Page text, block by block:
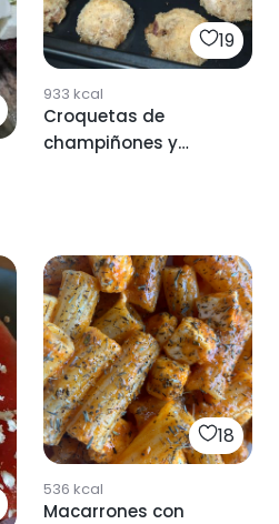
19
933 kcal
Croquetas de
champiñones y
18
536 kcal
Macarrones con